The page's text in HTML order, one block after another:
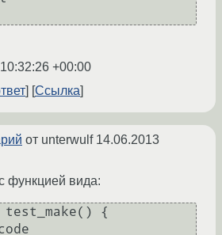
+00:00
Ссылка
от unterwulf 14.06.2013
функцией вида:
{